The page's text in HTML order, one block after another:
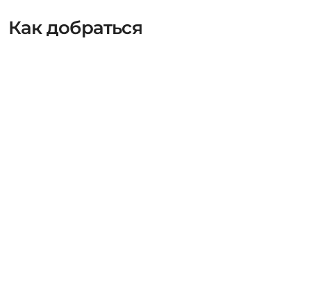
Как добраться